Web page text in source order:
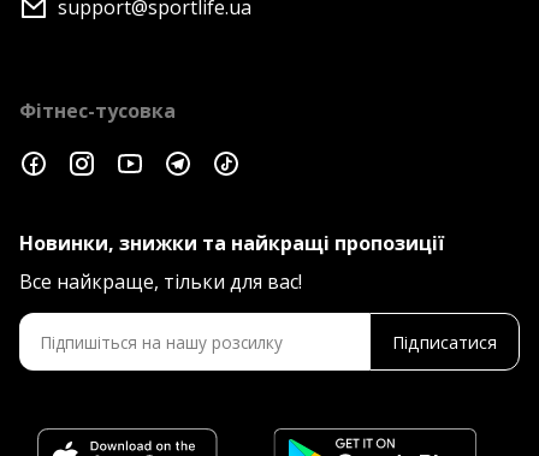
support@sportlife.ua
Фітнес-тусовка
Новинки, знижки та найкращі пропозиції
Все найкраще, тільки для вас!
Підписатися